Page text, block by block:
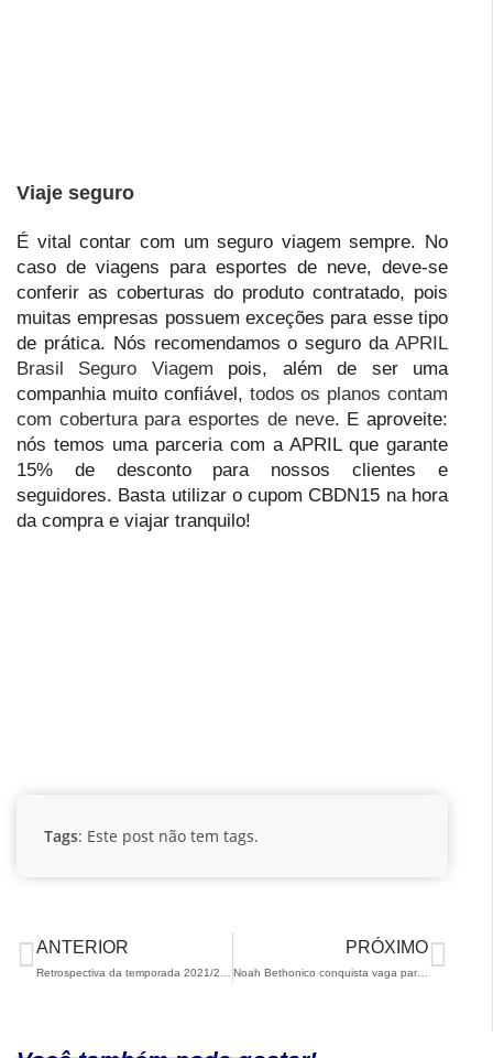
Viaje seguro
É vital contar com um seguro viagem sempre. No
caso de viagens para esportes de neve, deve-se
conferir as coberturas do produto contratado, pois
muitas empresas possuem exceções para esse tipo
de prática. Nós recomendamos o seguro da APRIL
Brasil Seguro Viagem pois, além de ser uma
companhia muito confiável, todos os planos contam
com cobertura para esportes de neve. E aproveite:
nós temos uma parceria com a APRIL que garante
15% de desconto para nossos clientes e
seguidores. Basta utilizar o cupom CBDN15 na hora
da compra e viajar tranquilo!
Tags: Este post não tem tags.
ANTERIOR PRÓXIMO
Noah Bethonico conquista vaga para o Brasil nos Jogos Olímpicos da Juventude